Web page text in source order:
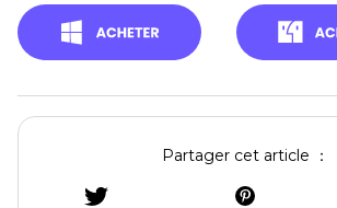
Partager cet article ：